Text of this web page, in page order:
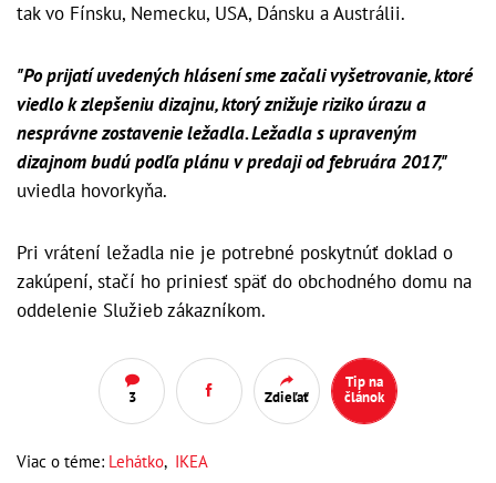
tak vo Fínsku, Nemecku, USA, Dánsku a Austrálii.
"Po prijatí uvedených hlásení sme začali vyšetrovanie, ktoré
viedlo k zlepšeniu dizajnu, ktorý znižuje riziko úrazu a
nesprávne zostavenie ležadla. Ležadla s upraveným
dizajnom budú podľa plánu v predaji od februára 2017,"
uviedla hovorkyňa.
Pri vrátení ležadla nie je potrebné poskytnúť doklad o
zakúpení, stačí ho priniesť späť do obchodného domu na
oddelenie Služieb zákazníkom.
3 Zdieľať
Tip na
článok
Viac o téme: Lehátko, IKEA